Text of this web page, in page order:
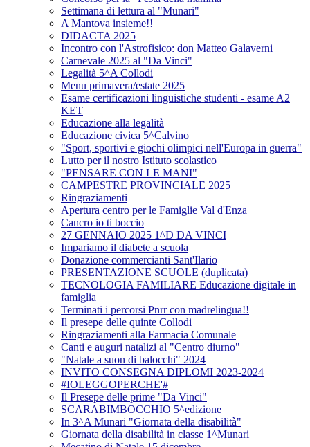
Settimana di lettura al "Munari"
A Mantova insieme!!
DIDACTA 2025
Incontro con l'Astrofisico: don Matteo Galaverni
Carnevale 2025 al "Da Vinci"
Legalità 5^A Collodi
Menu primavera/estate 2025
Esame certificazioni linguistiche studenti - esame A2
KET
Educazione alla legalità
Educazione civica 5^Calvino
"Sport, sportivi e giochi olimpici nell'Europa in guerra"
Lutto per il nostro Istituto scolastico
"PENSARE CON LE MANI"
CAMPESTRE PROVINCIALE 2025
Ringraziamenti
Apertura centro per le Famiglie Val d'Enza
Cancro io ti boccio
27 GENNAIO 2025 1^D DA VINCI
Impariamo il diabete a scuola
Donazione commercianti Sant'Ilario
PRESENTAZIONE SCUOLE (duplicata)
TECNOLOGIA FAMILIARE Educazione digitale in
famiglia
Terminati i percorsi Pnrr con madrelingua!!
Il presepe delle quinte Collodi
Ringraziamenti alla Farmacia Comunale
Canti e auguri natalizi al "Centro diurno"
"Natale a suon di balocchi" 2024
INVITO CONSEGNA DIPLOMI 2023-2024
#IOLEGGOPERCHE'#
Il Presepe delle prime "Da Vinci"
SCARABIMBOCCHIO 5^edizione
In 3^A Munari "Giornata della disabilità"
Giornata della disabilità in classe 1^Munari